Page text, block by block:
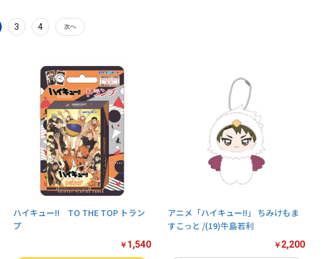
3 4 次へ
ハイキュー!! TO THE TOP トラン
プ
￥ 1,540
アニメ「ハイキュー!!」 ちみけもま
すこっと /(19)牛島若利
￥ 2,200